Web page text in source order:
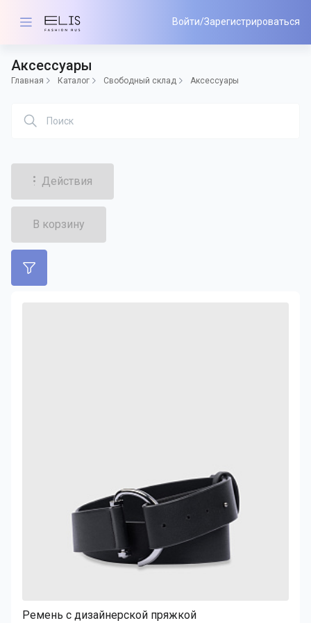
Войти/Зарегистрироваться
Аксессуары
Главная Каталог Свободный склад Аксессуары
Действия
В корзину
Ремень с дизайнерской пряжкой